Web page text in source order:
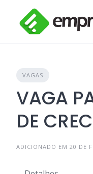
content
VAGAS
VAGA
DE
ADICIONADO EM 20 DE